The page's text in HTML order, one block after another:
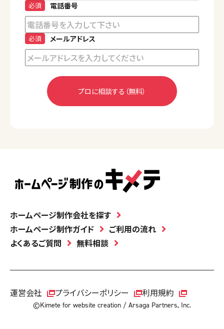
電話番号
必須
メールアドレス
必須
ホームページ制作会社を探す
ホームページ制作ガイド
ご利用の流れ
よくあるご質問
無料相談
運営会社 プライバシーポリシー 利用規約
©Kimete for website creation / Arsaga Partners, Inc.